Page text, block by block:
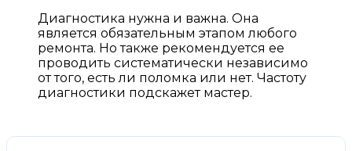
Диагностика нужна и важна. Она
является обязательным этапом любого
ремонта. Но также рекомендуется ее
проводить систематически независимо
от того, есть ли поломка или нет. Частоту
диагностики подскажет мастер.